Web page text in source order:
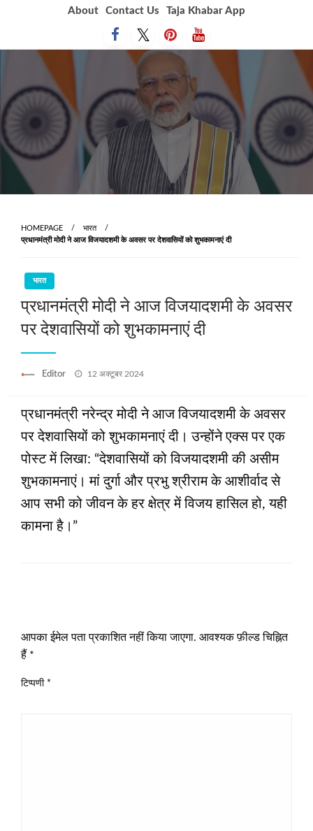
About Contact Us Taja Khabar App
HOMEPAGE
भारत
प्रधानमंत्री मोदी ने आज विजयादशमी के अवसर पर देशवासियों को शुभकामनाएं दी
भारत
प्रधानमंत्री मोदी ने आज विजयादशमी के अवसर
पर देशवासियों को शुभकामनाएं दी
Editor
Posted
12 अक्टूबर 2024
प्रधानमंत्री नरेन्द्र मोदी ने आज विजयादशमी के अवसर
पर देशवासियों को शुभकामनाएं दी। उन्होंने एक्स पर एक
पोस्ट में लिखा: “देशवासियों को विजयादशमी की असीम
शुभकामनाएं। मां दुर्गा और प्रभु श्रीराम के आशीर्वाद से
आप सभी को जीवन के हर क्षेत्र में विजय हासिल हो, यही
कामना है।”
आपका ईमेल पता प्रकाशित नहीं किया जाएगा. आवश्यक फ़ील्ड चिह्नित
हैं *
टिप्पणी *